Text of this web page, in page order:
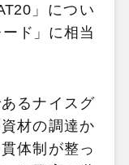
」につい
ド」に相当
るナイスグ
材の調達か
体制が整っ